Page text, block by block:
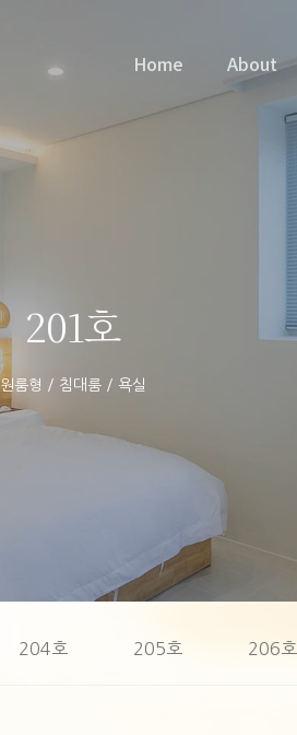
Home About
201호
원룸형 / 침대룸 / 욕실
204호 205호 206호